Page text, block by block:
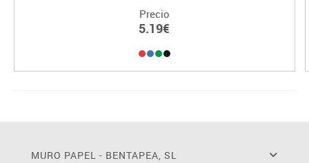
Precio
5.19€
MURO PAPEL - BENTAPEA, SL